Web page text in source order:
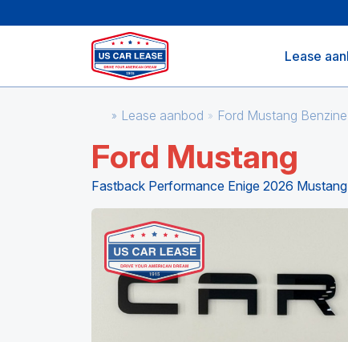
Lease
Lease aanbod Ford Mustang
Ford Mustang
Fastback Performance Enige 2026